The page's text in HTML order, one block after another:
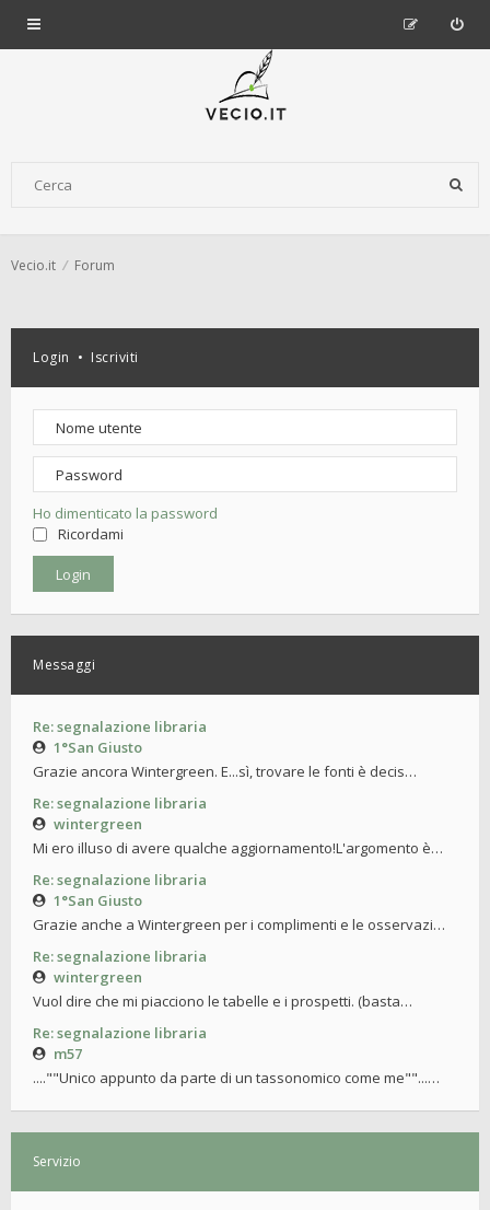
Vecio.it Forum
Login • Iscriviti
Ho dimenticato la password
Ricordami
Messaggi
Re: segnalazione libraria
1°San Giusto
Grazie ancora Wintergreen. E...sì, trovare le fonti è decis…
Re: segnalazione libraria
wintergreen
Mi ero illuso di avere qualche aggiornamento!L'argomento è…
Re: segnalazione libraria
1°San Giusto
Grazie anche a Wintergreen per i complimenti e le osservazi…
Re: segnalazione libraria
wintergreen
Vuol dire che mi piacciono le tabelle e i prospetti. (basta…
Re: segnalazione libraria
m57
....""Unico appunto da parte di un tassonomico come me""...…
Servizio